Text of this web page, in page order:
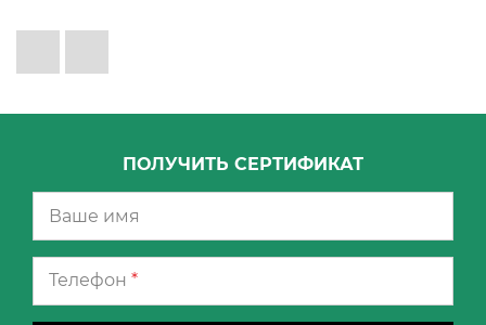
ПОЛУЧИТЬ СЕРТИФИКАТ
Телефон *